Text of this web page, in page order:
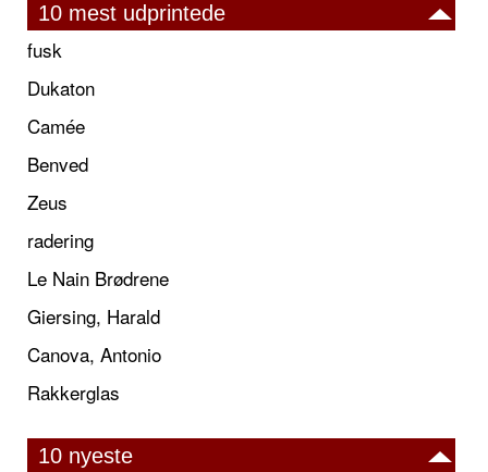
10 mest udprintede
fusk
Dukaton
Camée
Benved
Zeus
radering
Le Nain Brødrene
Giersing, Harald
Canova, Antonio
Rakkerglas
10 nyeste